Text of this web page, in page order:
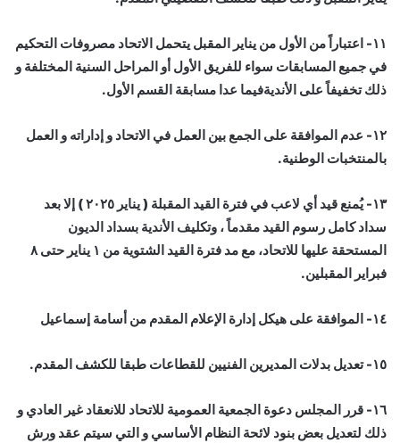
١١- اعتباراً من الأول من يناير المقبل يتحمل الاتحاد مصروفات التحكيم
في جميع المسابقات سواء للفريق الأول أو المراحل السنية المختلفة و
ذلك تخفيفاً على الأنديةفيما عدا مسابقة القسم الأول.
١٢- عدم الموافقة على الجمع بين العمل في الاتحاد و إداراته و العمل
بالمنتخبات الوطنية.
١٣- يُمنع قيد أي لاعب في فترة القيد المقبلة ( يناير ٢٠٢٥ ) إلا بعد
سداد كامل رسوم القيد مقدماً ، وتكليف الأندية بسداد الديون
المستحقة عليها للاتحاد، مع مد فترة القيد الشتوية من ١ يناير حتى ٨
فبراير المقبلين.
١٤- الموافقة على هيكل إدارة الإعلام المقدم من أسامة إسماعيل
١٥- تعديل بدلات المديرين الفنيين للقطاعات طبقا للكشف المقدم.
١٦- قرر المجلس دعوة الجمعية العمومية للاتحاد للانعقاد غير العادي و
ذلك لتعديل بعض بنود لائحة النظام الأساسي و التي سيتم عقد ورش